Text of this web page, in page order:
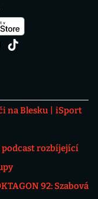
na Blesku
iSport
podcast rozbíjející
92: Szabová